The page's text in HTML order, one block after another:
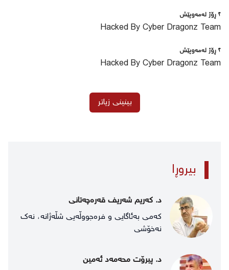
٢ ڕۆژ لەمەوپێش
Hacked By Cyber Dragonz Team
٢ ڕۆژ لەمەوپێش
Hacked By Cyber Dragonz Team
بینینی زیاتر
بیروڕا
د. کەریم شەریف قەرەچەتانی
كه‌می بە‌ئاگایی و فره‌جووڵه‌یی شڵه‌ژانه،‌ نه‌ك
نه‌خۆشی
د. پیرۆت محه‌مه‌د ئه‌مین